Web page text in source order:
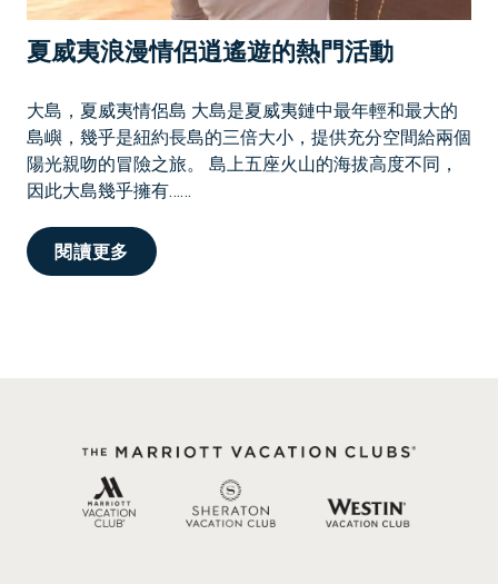
夏威夷浪漫情侶逍遙遊的熱門活動
大島，夏威夷情侶島 大島是夏威夷鏈中最年輕和最大的
島嶼，幾乎是紐約長島的三倍大小，提供充分空間給兩個
陽光親吻的冒險之旅。 島上五座火山的海拔高度不同，
因此大島幾乎擁有……
閱讀更多
威
遙
的